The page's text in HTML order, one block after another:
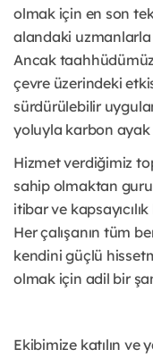
olmak için en son
alandaki uzmanlarla
Ancak
çevre üzerindeki
sürdürülebilir
yoluyla karbon ayak
Hizmet verdiğimiz
sahip olmaktan
itibar ve
Her çalışanın tüm
kendini güçlü
olmak için adil bir
Ekibimize katılın ve